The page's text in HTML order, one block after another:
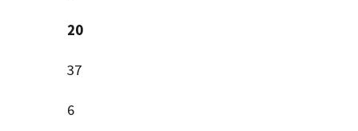
20
37
6